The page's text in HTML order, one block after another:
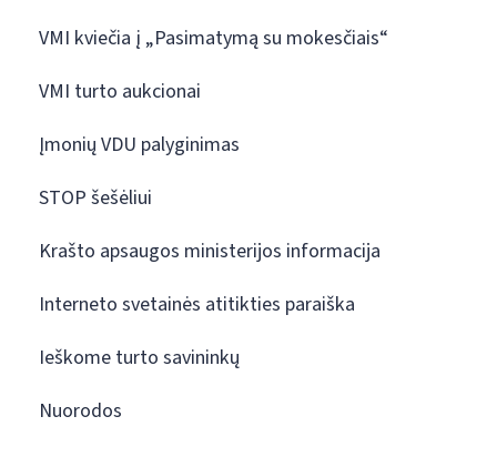
VMI kviečia į „Pasimatymą su mokesčiais“
VMI turto aukcionai
Įmonių VDU palyginimas
STOP šešėliui
Krašto apsaugos ministerijos informacija
Interneto svetainės atitikties paraiška
Ieškome turto savininkų
Nuorodos